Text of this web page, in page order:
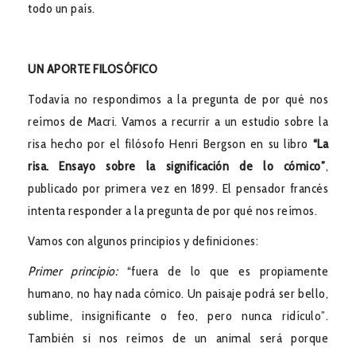
todo un país.
UN APORTE FILOSÓFICO
Todavía no respondimos a la pregunta de por qué nos
reímos de Macri. Vamos a recurrir a un estudio sobre la
risa hecho por el filósofo Henri Bergson en su libro “La
risa. Ensayo sobre la significación de lo cómico”,
publicado por primera vez en 1899. El pensador francés
intenta responder a la pregunta de por qué nos reímos.
Vamos con algunos principios y definiciones:
Primer principio:“fuera de lo que es propiamente
humano, no hay nada cómico. Un paisaje podrá ser bello,
sublime, insignificante o feo, pero nunca ridículo”.
También si nos reímos de un animal será porque